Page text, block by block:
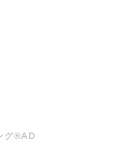
グ®AD